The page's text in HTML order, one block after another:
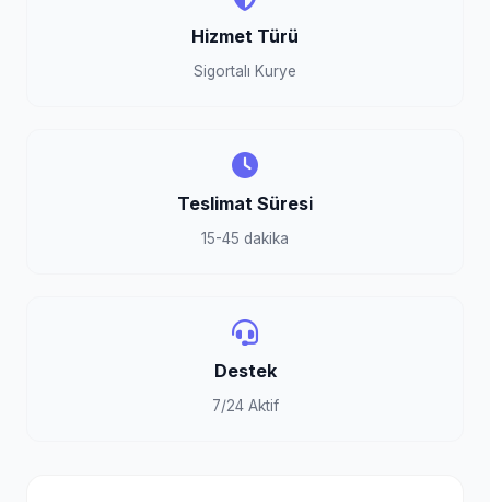
Hizmet Türü
Sigortalı Kurye
Teslimat Süresi
15-45 dakika
Destek
7/24 Aktif